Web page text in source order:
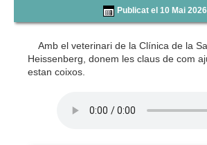
Publicat el 10 Mai 2026
Amb el veterinari de la Clínica de la
Heissenberg, donem les claus de com
estan coixos.